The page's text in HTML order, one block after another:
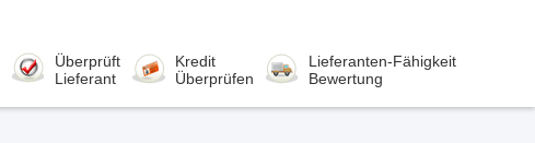
Überprüft
Lieferant
Kredit
Überprüfen
Lieferanten-Fähigkeit
Bewertung